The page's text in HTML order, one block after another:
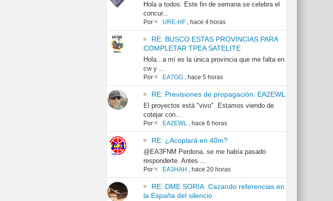
Hola a todos: Este fin de semana se celebra el
concur...
Por URE-HF, hace 4 horas
RE: BUSCO ESTAS PROVINCIAS PARA
COMPLETAR TPEA SATELITE
Hola...a mí es la única provincia que me falta en
cw y ...
Por EA7GG, hace 5 horas
RE: Previsiones de propagación: EA2EWL
El proyectos está "vivo". Estamos viendo de
cotejar con...
Por EA2EWL, hace 6 horas
RE: ¿Acoplará en 40m?
@EA3FNM Perdona, se me había pasado
responderte. Antes ...
Por EA3HAH , hace 20 horas
RE: DME SORIA: Cazando referencias en
la España del silencio